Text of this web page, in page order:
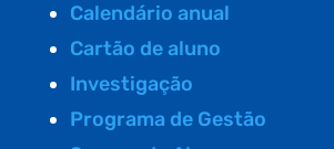
Calendário anual
Cartão de aluno
Investigação
Programa de Gestão